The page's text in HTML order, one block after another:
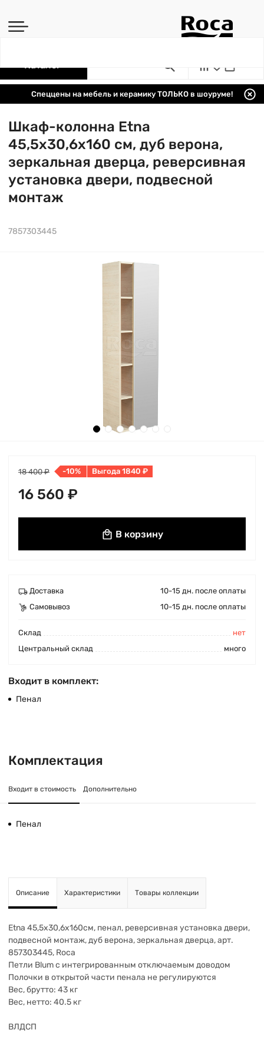
Каталог
Спеццены на мебель и керамику ТОЛЬКО в шоуруме!
Шкаф-колонна Etna
45,5х30,6х160 см, дуб верона,
зеркальная дверца, реверсивная
установка двери, подвесной
монтаж
7857303445
18 400 ₽ -10% Выгода 1840 ₽
16 560 ₽
В корзину
Доставка
10-15 дн. после оплаты
Самовывоз
10-15 дн. после оплаты
Cклад
нет
Центральный склад
много
Входит в комплект:
Пенал
Комплектация
Входит в стоимость Дополнительно
Пенал
Описание Характеристики Товары коллекции
Etna 45,5х30,6х160см, пенал, реверсивная установка двери,
подвесной монтаж, дуб верона, зеркальная дверца, арт.
857303445, Roca
Петли Blum с интегрированным отключаемым доводом
Полочки в открытой части пенала не регулируются
Вес, брутто: 43 кг
Вес, нетто: 40.5 кг
ВЛДСП